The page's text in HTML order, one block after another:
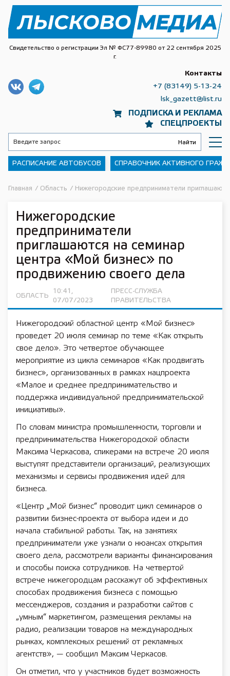
Свидетельство о регистрации Эл № ФС77-89980 от 22 сентября 2025
г.
ПОДПИСКА И РЕКЛАМА
СПЕЦПРОЕКТЫ
Контакты
+7 (83149) 5-13-24
lsk_gazett@list.ru
РАСПИСАНИЕ АВТОБУСОВ СПРАВОЧНИК АКТИВНОГО
Главная / Область / Нижегородские предприниматели
Нижегородские
предприниматели
приглашаются на семинар
центра «Мой бизнес» по
продвижению своего дела
ОБЛАСТЬ
10:41,
07/07/2023
ПРЕСС-СЛУЖБА
ПРАВИТЕЛЬСТВА
Нижегородский областной центр «Мой бизнес»
проведет 20 июля семинар по теме «Как открыть
свое дело». Это четвертое обучающее
мероприятие из цикла семинаров «Как продвигать
бизнес», организованных в рамках нацпроекта
«Малое и среднее предпринимательство и
поддержка индивидуальной предпринимательской
инициативы».
По словам министра промышленности, торговли и
предпринимательства Нижегородской области
Максима Черкасова, спикерами на встрече 20 июля
выступят представители организаций, реализующих
механизмы и сервисы продвижения идей для
бизнеса.
«Центр „Мой бизнес“ проводит цикл семинаров о
развитии бизнес-проекта от выбора идеи и до
начала стабильной работы. Так, на занятиях
предприниматели уже узнали о нюансах открытия
своего дела, рассмотрели варианты финансирования
и способы поиска сотрудников. На четвертой
встрече нижегородцам расскажут об эффективных
способах продвижения бизнеса с помощью
мессенджеров, создания и разработки сайтов с
„умным“ маркетингом, размещения рекламы на
радио, реализации товаров на международных
рынках, комплексных решений от рекламных
агентств», — сообщил Максим Черкасов.
Он отметил, что у участников будет возможность